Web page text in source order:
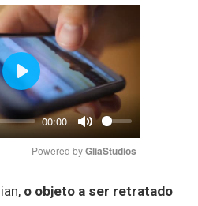
00:00
Mute
Play
Powered by GliaStudios
o objeto a ser retratado